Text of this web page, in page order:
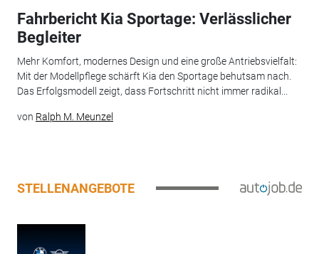
Fahrbericht Kia Sportage: Verlässlicher
Begleiter
Mehr Komfort, modernes Design und eine große Antriebsvielfalt:
Mit der Modellpflege schärft Kia den Sportage behutsam nach.
Das Erfolgsmodell zeigt, dass Fortschritt nicht immer radikal...
von Ralph M. Meunzel
STELLENANGEBOTE